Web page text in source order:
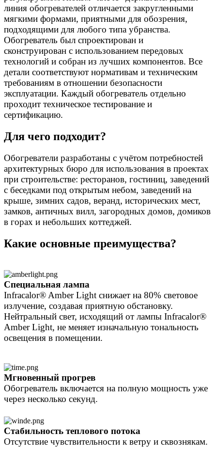
линия обогревателей отличается закругленными
мягкими формами, приятными для обозрения,
подходящими для любого типа убранства.
Обогреватель был спроектирован и
сконструирован с использованием передовых
технологий и собран из лучших компонентов. Все
детали соответствуют нормативам и техническим
требованиям в отношении безопасности
эксплуатации. Каждый обогреватель отдельно
проходит техническое тестирование и
сертификацию.
Для чего подходит?
Обогреватели разработаны с учётом потребностей
архитектурных бюро для использования в проектах
при строительстве: ресторанов, гостиниц, заведений
с беседками под открытым небом, заведений на
крыше, зимних садов, веранд, исторических мест,
замков, античных вилл, загородных домов, домиков
в горах и небольших коттеджей.
Какие основные преимущества?
Специальная лампа
Infracalor® Amber Light снижает на 80% световое
излучение, создавая приятную обстановку.
Нейтральный свет, исходящий от лампы Infracalor®
Amber Light, не меняет изначальную тональность
освещения в помещении.
Мгновенный прогрев
Обогреватель включается на полную мощность уже
через несколько секунд.
Стабильность теплового потока
Отсутствие чувствительности к ветру и сквознякам.